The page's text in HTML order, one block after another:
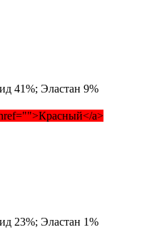
41%; Эластан 9%
a>
23%; Эластан 1%